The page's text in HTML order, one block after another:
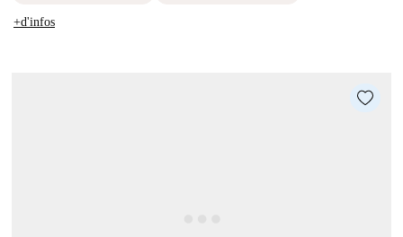
+d'infos